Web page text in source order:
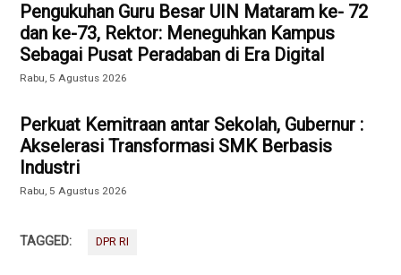
Pengukuhan Guru Besar UIN Mataram ke- 72
dan ke-73, Rektor: Meneguhkan Kampus
Sebagai Pusat Peradaban di Era Digital
Rabu, 5 Agustus 2026
Perkuat Kemitraan antar Sekolah, Gubernur :
Akselerasi Transformasi SMK Berbasis
Industri
Rabu, 5 Agustus 2026
TAGGED: DPR RI